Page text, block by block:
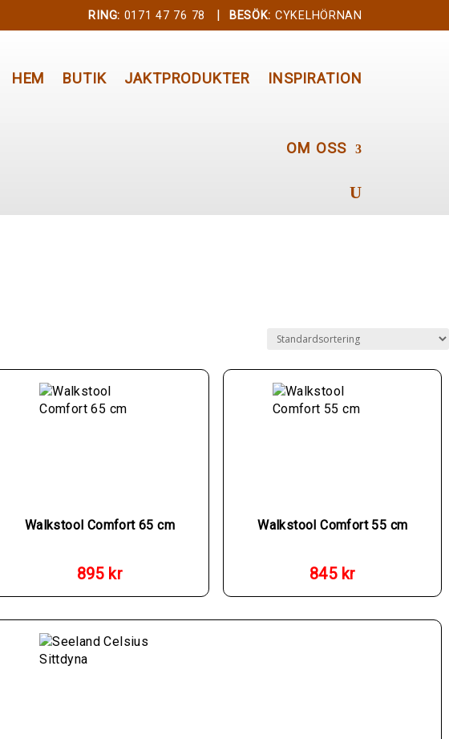
RING: 0171 47 76 78 | BESÖK: CYKELHÖRNAN
HEM BUTIK JAKTPRODUKTER INSPIRATION
OM OSS
Walkstool Comfort 65 cm
895 kr
Walkstool Comfort 55 cm
845 kr